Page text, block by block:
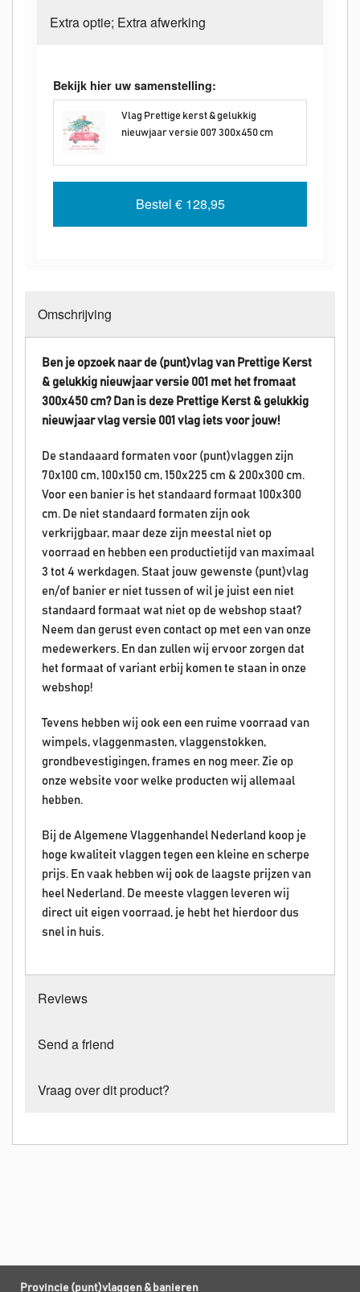
Extra optie; Extra afwerking
Bekijk hier uw samenstelling:
Vlag Prettige kerst & gelukkig
nieuwjaar versie 007 300x450 cm
Bestel € 128,95
Omschrijving
Ben je opzoek naar de (punt)vlag van Prettige Kerst
& gelukkig nieuwjaar versie 001 met het fromaat
300x450 cm? Dan is deze Prettige Kerst & gelukkig
nieuwjaarvlag versie 001 vlag iets voor jouw!
De standaaard formaten voor (punt)vlaggen zijn
70x100 cm, 100x150 cm, 150x225 cm & 200x300 cm.
Voor een banier is het standaard formaat 100x300
cm. De niet standaard formaten zijn ook
verkrijgbaar, maar deze zijn meestal niet op
voorraad en hebben een productietijd van maximaal
3 tot 4 werkdagen. Staat jouw gewenste (punt)vlag
en/of banier er niet tussen of wil je juist een niet
standaard formaat wat niet op de webshop staat?
Neem dan gerust even contact op met een van onze
medewerkers. En dan zullen wij ervoor zorgen dat
het formaat of variant erbij komen te staan in onze
webshop!
Tevens hebben wij ook een een ruime voorraad van
wimpels, vlaggenmasten, vlaggenstokken,
grondbevestigingen, frames en nog meer. Zie op
onze website voor welke producten wij allemaal
hebben.
Bij de Algemene Vlaggenhandel Nederland koop je
hoge kwaliteit vlaggen tegen een kleine en scherpe
prijs. En vaak hebben wij ook de laagste prijzen van
heel Nederland. De meeste vlaggen leveren wij
direct uit eigen voorraad, je hebt het hierdoor dus
snel in huis.
Reviews
Send a friend
Vraag over dit product?
Provincie (punt)vlaggen & banieren